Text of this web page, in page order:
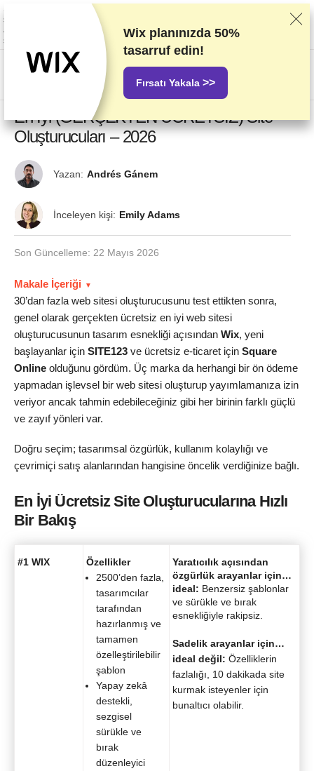
Sağlayıcıları titizlikle gerçekleştirdiğimiz test ve araştırmaları baz alarak
sıralandırıyoruz. Sıralama konusunda sağlayıcılarla olan ticari
anlaşmalarımızı da dikkate alıyoruz. Bu sayfada ortaklık yapılan
sağlayıcıların bağlantıları içeriyor.Reklam Açıklamaları
US$
En İyi (GERÇEKTEN ÜCRETSİZ) Site
Oluşturucuları – 2026
Yazan: Andrés Gánem
İnceleyen kişi: Emily Adams
Son Güncelleme: 22 Mayıs 2026
Makale İçeriği
30’dan fazla web sitesi oluşturucusunu test ettikten sonra,
genel olarak gerçekten ücretsiz en iyi web sitesi
oluşturucusunun tasarım esnekliği açısından Wix, yeni
başlayanlar için SITE123 ve ücretsiz e-ticaret için Square
Online olduğunu gördüm. Üç marka da herhangi bir ön ödeme
yapmadan işlevsel bir web sitesi oluşturup yayımlamanıza izin
veriyor ancak tahmin edebileceğiniz gibi her birinin farklı güçlü
ve zayıf yönleri var.
Doğru seçim; tasarımsal özgürlük, kullanım kolaylığı ve
çevrimiçi satış alanlarından hangisine öncelik verdiğinize bağlı.
En İyi Ücretsiz Site Oluşturucularına Hızlı
Bir Bakış
#1 WIX
Özellikler
2500’den fazla,
tasarımcılar
tarafından
hazırlanmış ve
tamamen
özelleştirilebilir
şablon
Yapay zekâ
destekli,
sezgisel
sürükle ve
bırak
düzenleyici
Yaratıcılık açısından
özgürlük arayanlar için…
ideal: Benzersiz şablonlar
ve sürükle ve bırak
esnekliğiyle rakipsiz.
Sadelik arayanlar için…
ideal değil: Özelliklerin
fazlalığı, 10 dakikada site
kurmak isteyenler için
bunaltıcı olabilir.
Wix planınızda 50%
tasarruf edin!
Fırsatı Yakala >>